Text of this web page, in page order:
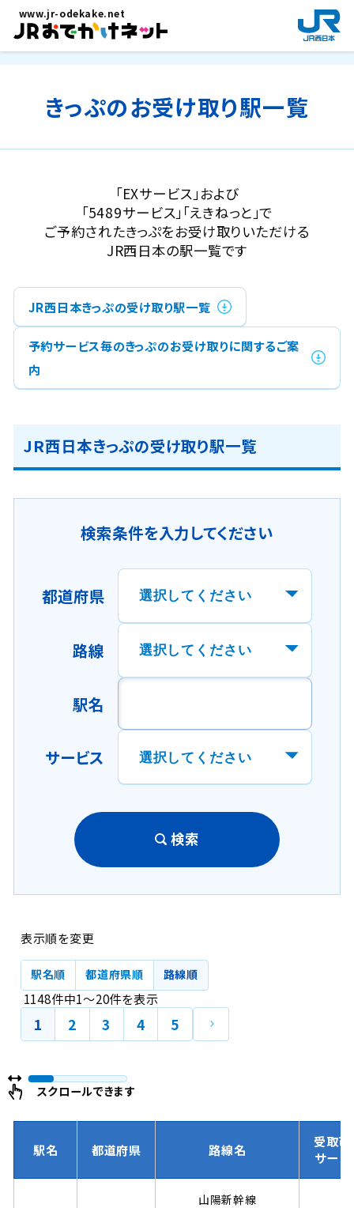
メインコンテンツにスキップ
www.jr-odekake.net
新
規
ウ
ン
ド
で
す
きっぷのお受け取り駅一覧
「EXサービス」および
「5489サービス」「えきねっと」で
ご予約されたきっぷをお受け取りいただける
JR西日本の駅一覧です
JR西日本きっぷの受け取り駅一覧
予約サービス毎のきっぷのお受け取りに関するご案
内
JR西日本きっぷの受け取り駅一覧
検索条件を入力してください
都道府県
路線
駅名
サービス
検索
表示順を変更
駅名順 都道府県順 路線順
1148件中1～20件を表示
1 2 3 4 5
の
スクロールできます
駅名 都道府県 路線名
受取
サービ
山陽新幹線